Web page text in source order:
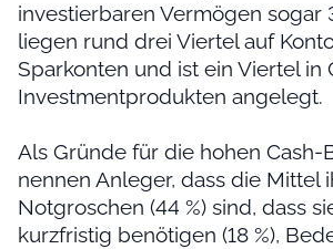
investierbaren Vermögen sogar
liegen rund drei Viertel auf
Sparkonten und ist ein Viertel in
Investmentprodukten angelegt.
Als Gründe für die hohen Cash-
nennen Anleger, dass die Mittel
Notgroschen (44 %) sind, dass
kurzfristig benötigen (18 %),